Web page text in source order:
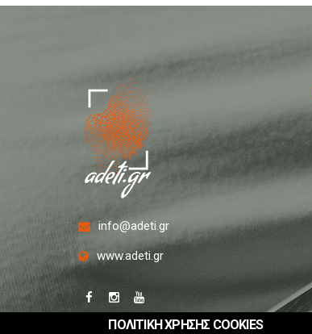
info@adeti.gr
www.adeti.gr
ΠΟΛΙΤΙΚΗ ΧΡΗΣΗΣ COOKIES